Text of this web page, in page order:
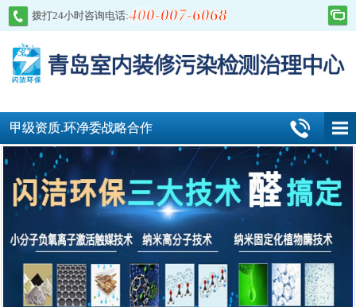
拨打24小时咨询电话:400-007-6068
甲级资质.环净委战略合作